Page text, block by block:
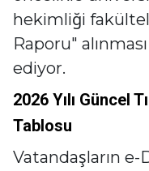
hekimliği
Raporu"
ediyor.
2026 Yılı Güncel
Tablosu
Vatandaşların